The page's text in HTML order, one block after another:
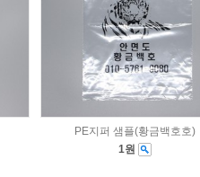
PE지퍼 샘플(황금백호호)
1원